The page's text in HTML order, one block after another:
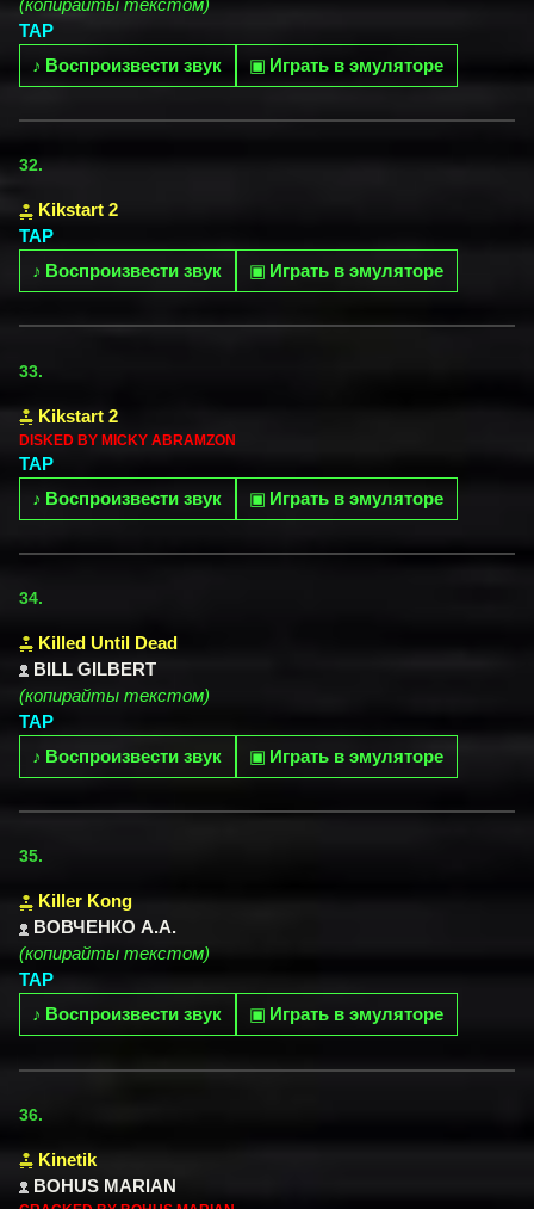
TAP
♪ Воспроизвести звук ▣ Играть в эмуляторе
32.
Kikstart 2
TAP
♪ Воспроизвести звук ▣ Играть в эмуляторе
33.
Kikstart 2
DISKED BY MICKY ABRAMZON
TAP
♪ Воспроизвести звук ▣ Играть в эмуляторе
34.
Killed Until Dead
BILL GILBERT
(копирайты текстом)
TAP
♪ Воспроизвести звук ▣ Играть в эмуляторе
35.
Killer Kong
ВОВЧЕНКО А.А.
(копирайты текстом)
TAP
♪ Воспроизвести звук ▣ Играть в эмуляторе
36.
Kinetik
BOHUS MARIAN